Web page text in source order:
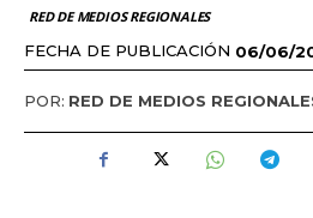
RED DE MEDIOS REGIONALES
FECHA DE PUBLICACIÓN 06/06/
POR: RED DE MEDIOS